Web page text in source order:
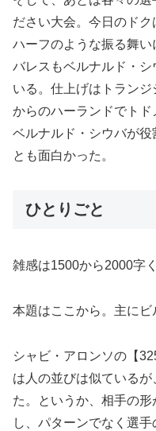
ださい大会。今日のド
ハーフのような振る舞
バレスもベルナルド・
いる。仕上げはトラン
からのハーランドでト
ベルナルド・シウバが
とも面白かった。
ひとりごと
雑感は1500から2000字
本題はここから。主にビ
シャビ・アロンソの【
は人の並びは似ている
た。というか、相手の
し、パターンでなく選